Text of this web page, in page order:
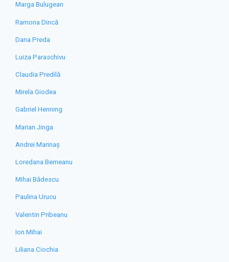
Marga Bulugean
Ramona Dincă
Dana Preda
Luiza Paraschivu
Claudia Predilă
Mirela Giodea
Gabriel Henning
Marian Jinga
Andrei Marinaș
Loredana Berneanu
Mihai Bădescu
Paulina Urucu
Valentin Pribeanu
Ion Mihai
Liliana Ciochia